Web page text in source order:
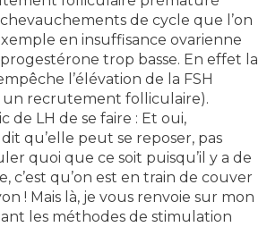
de cycle que l’on
en insuffisance ovarienne
trop basse. En effet la
l’élévation de la FSH
recrutement folliculaire).
de LH de se faire : Et oui,
dit qu’elle peut se reposer, pas
quoi que ce soit puisqu’il y a de
c’est qu’on est en train de couver
! Mais là, je vous renvoie sur mon
les méthodes de stimulation